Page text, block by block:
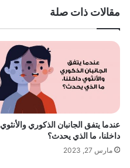
مقالات ذات صلة
عندما يتفق الجانبان الذكوري والأنثوي
داخلنا، ما الذي يحدث؟
مارس 27, 2023